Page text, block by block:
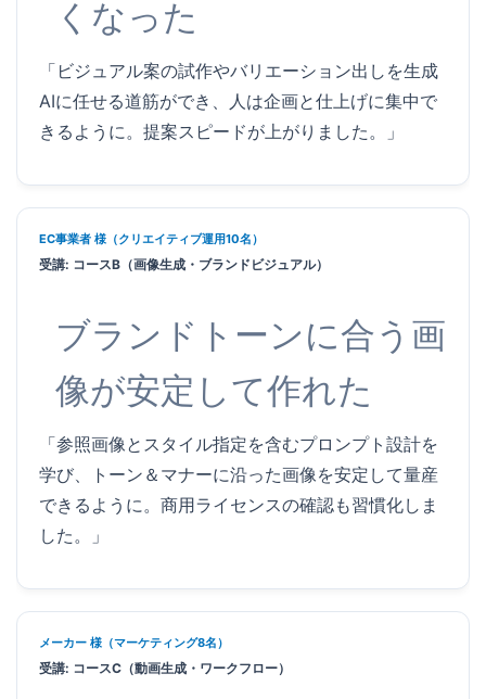
くなった
「ビジュアル案の試作やバリエーション出しを生成
AIに任せる道筋ができ、人は企画と仕上げに集中で
きるように。提案スピードが上がりました。」
EC事業者 様（クリエイティブ運用10名）
受講: コースB（画像生成・ブランドビジュアル）
ブランドトーンに合う画
像が安定して作れた
「参照画像とスタイル指定を含むプロンプト設計を
学び、トーン＆マナーに沿った画像を安定して量産
できるように。商用ライセンスの確認も習慣化しま
した。」
メーカー 様（マーケティング8名）
受講: コースC（動画生成・ワークフロー）